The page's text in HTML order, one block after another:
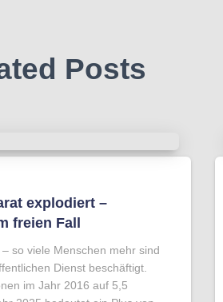
Posts
explodiert –
freien Fall
so viele Menschen mehr sind
Dienst beschäftigt.
im Jahr 2016 auf 5,5